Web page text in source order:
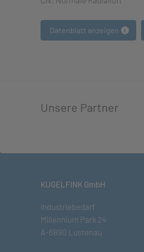
Datenblatt anzeigen
Unsere Partner
KUGELFINK GmbH
Industriebedarf
Millennium Park 24
A-6890 Lustenau